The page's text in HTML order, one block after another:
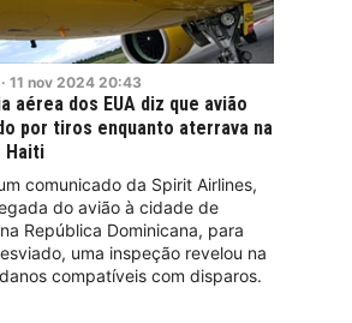
· 11 nov 2024 20:43
aérea dos EUA diz que avião
por tiros enquanto aterrava na
Haiti
comunicado da Spirit Airlines,
do avião à cidade de
República Dominicana, para
uma inspeção revelou na
compatíveis com disparos.